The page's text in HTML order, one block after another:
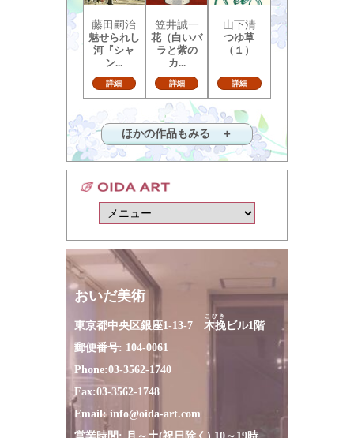
藤田嗣治
魅せられし
河『シャ
ン...
詳細
笠井誠一
花（白いバ
ラと紫の
カ...
詳細
山下清
つゆ草
（１）
詳細
ほかの作品もみる ＋
おいだ美術
東京都中央区銀座1-13-7 木挽
こびき
ビル1階
郵便番号: 104-0061
Phone:03-3562-1740
Fax:03-3562-1748
Email: info@oida-art.com